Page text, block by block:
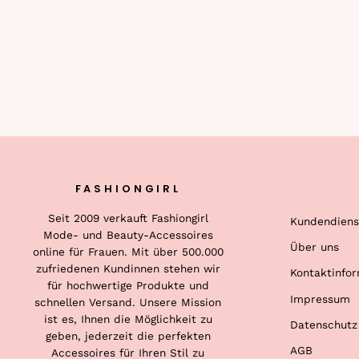
FASHIONGIRL
Seit 2009 verkauft Fashiongirl
Mode- und Beauty-Accessoires
online für Frauen. Mit über 500.000
zufriedenen Kundinnen stehen wir
für hochwertige Produkte und
schnellen Versand. Unsere Mission
ist es, Ihnen die Möglichkeit zu
geben, jederzeit die perfekten
Accessoires für Ihren Stil zu
Über uns
Impressum
Datenschutz
AGB